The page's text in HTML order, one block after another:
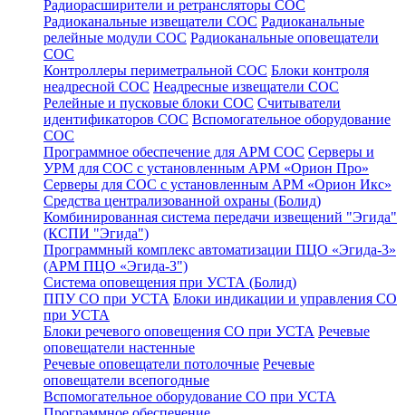
Радиорасширители и ретрансляторы СОС
Радиоканальные извещатели СОС Радиоканальные
релейные модули СОС Радиоканальные оповещатели
СОС
Контроллеры периметральной СОС Блоки контроля
неадресной СОС Неадресные извещатели СОС
Релейные и пусковые блоки СОС Считыватели
идентификаторов СОС Вспомогательное оборудование
СОС
Программное обеспечение для АРМ СОС Серверы и
УРМ для СОС с установленным АРМ «Орион Про»
Серверы для СОС с установленным АРМ «Орион Икс»
Средства централизованной охраны (Болид)
Комбинированная система передачи извещений "Эгида"
(КСПИ "Эгида")
Программный комплекс автоматизации ПЦО «Эгида-3»
(АРМ ПЦО «Эгида-3")
Система оповещения при УСТА (Болид)
ППУ СО при УСТА Блоки индикации и управления СО
при УСТА
Блоки речевого оповещения СО при УСТА Речевые
оповещатели настенные
Речевые оповещатели потолочные Речевые
оповещатели всепогодные
Вспомогательное оборудование СО при УСТА